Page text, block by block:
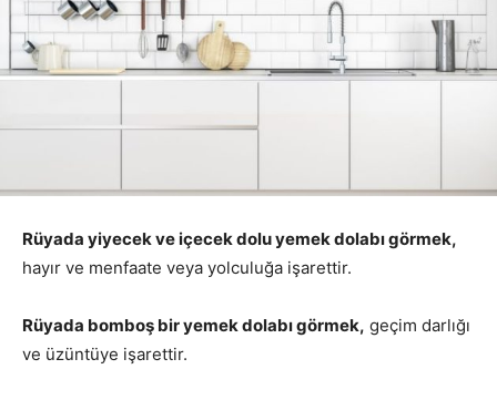
Rüyada yiyecek ve içecek dolu yemek dolabı görmek,
hayır ve menfaate veya yolculuğa işarettir.
Rüyada bomboş bir yemek dolabı görmek, geçim darlığı
ve üzüntüye işarettir.